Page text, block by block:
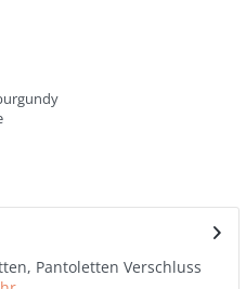
Pantoletten Verschluss